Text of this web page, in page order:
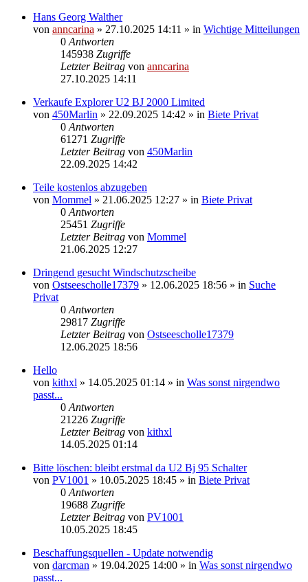
Hans Georg Walther
von anncarina » 27.10.2025 14:11 » in Wichtige Mitteilungen
0 Antworten
145938 Zugriffe
Letzter Beitrag von anncarina
27.10.2025 14:11
Verkaufe Explorer U2 BJ 2000 Limited
von 450Marlin » 22.09.2025 14:42 » in Biete Privat
0 Antworten
61271 Zugriffe
Letzter Beitrag von 450Marlin
22.09.2025 14:42
Teile kostenlos abzugeben
von Mommel » 21.06.2025 12:27 » in Biete Privat
0 Antworten
25451 Zugriffe
Letzter Beitrag von Mommel
21.06.2025 12:27
Dringend gesucht Windschutzscheibe
von Ostseescholle17379 » 12.06.2025 18:56 » in Suche
Privat
0 Antworten
29817 Zugriffe
Letzter Beitrag von Ostseescholle17379
12.06.2025 18:56
Hello
von kithxl » 14.05.2025 01:14 » in Was sonst nirgendwo
passt...
0 Antworten
21226 Zugriffe
Letzter Beitrag von kithxl
14.05.2025 01:14
Bitte löschen: bleibt erstmal da U2 Bj 95 Schalter
von PV1001 » 10.05.2025 18:45 » in Biete Privat
0 Antworten
19688 Zugriffe
Letzter Beitrag von PV1001
10.05.2025 18:45
Beschaffungsquellen - Update notwendig
von darcman » 19.04.2025 14:00 » in Was sonst nirgendwo
passt...